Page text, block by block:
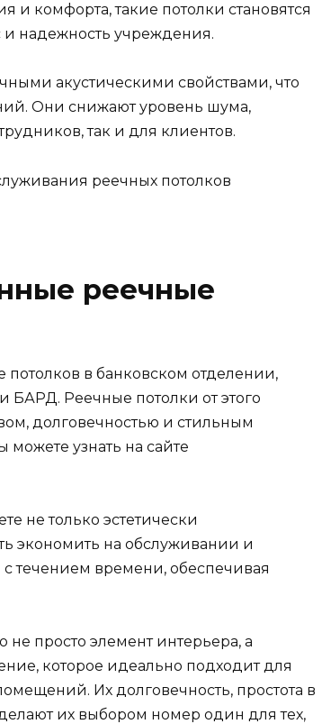
и комфорта, такие потолки становятся
и надежность учреждения.
акустическими свойствами, что
Они снижают уровень шума,
так и для клиентов.
реечные
в банковском отделении,
Реечные потолки от этого
долговечностью и стильным
узнать на сайте
не только эстетически
экономить на обслуживании и
с течением времени, обеспечивая
просто элемент интерьера, а
которое идеально подходит для
Их долговечность, простота в
их выбором номер один для тех,